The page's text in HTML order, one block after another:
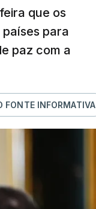
que os
para
paz com a
FONTE INFORMATIVA